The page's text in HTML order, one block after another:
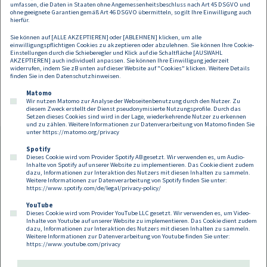
wo der Finanzdienstleister sitzt, wo Server stehen und wo Konten
geführt werden. Es gilt dementsprechend regelmäßig das Deliktsrecht
Compliance‑ und Risikomanagement der Finanzdienstleister sollten
daher auf die Rechtsordnungen aller Zielmärkte abgestimmt sein.
Gerne unterstützen wir Sie dabei!
Footer
Kontakt Datenschutz
Impressum
Compliance
Cookies
umfassen, die Daten in Staaten ohne Angemessenheitsbeschluss nach Art 45 DSGVO und
ohne geeignete Garantien gemäß Art 46 DSGVO übermitteln, so gilt Ihre Einwilligung auch
hierfür.
Sie können auf [ALLE AKZEPTIEREN] oder [ABLEHNEN] klicken, um alle
einwilligungspflichtigen Cookies zu akzeptieren oder abzulehnen. Sie können Ihre Cookie-
Einstellungen durch die Schieberegler und Klick auf die Schaltfläche [AUSWAHL
AKZEPTIEREN] auch individuell anpassen. Sie können Ihre Einwilligung jederzeit
widerrufen, indem Sie zB unten auf dieser Website auf "Cookies" klicken. Weitere Details
finden Sie in den Datenschutzhinweisen.
Matomo
Wir nutzen Matomo zur Analyse der Webseitenbenutzung durch den Nutzer. Zu
diesem Zweck erstellt der Dienst pseudonymisierte Nutzungsprofile. Durch das
Setzen dieses Cookies sind wird in der Lage, wiederkehrende Nutzer zu erkennen
und zu zählen. Weitere Informationen zur Datenverarbeitung von Matomo finden Sie
unter https://matomo.org/privacy
Spotify
Dieses Cookie wird vom Provider Spotify AB gesetzt. Wir verwenden es, um Audio-
Inhalte von Spotify auf unserer Website zu implementieren. Das Cookie dient zudem
dazu, Informationen zur Interaktion des Nutzers mit diesen Inhalten zu sammeln.
Weitere Informationen zur Datenverarbeitung von Spotify finden Sie unter:
https://www.spotify.com/de/legal/privacy-policy/
YouTube
Dieses Cookie wird vom Provider YouTube LLC gesetzt. Wir verwenden es, um Video-
Inhalte von Youtube auf unserer Website zu implementieren. Das Cookie dient zudem
dazu, Informationen zur Interaktion des Nutzers mit diesen Inhalten zu sammeln.
Weitere Informationen zur Datenverarbeitung von Youtube finden Sie unter:
https://www.youtube.com/privacy
Follow us on: